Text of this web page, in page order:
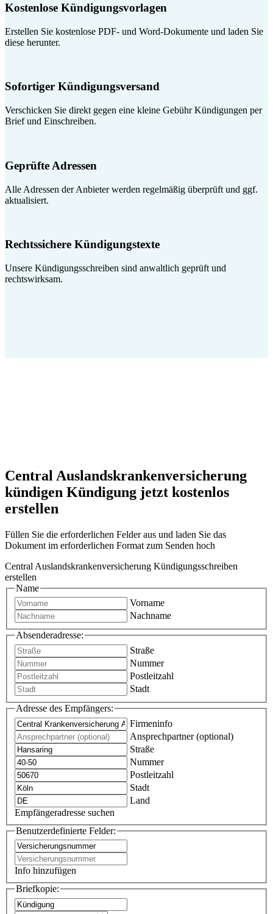
Kostenlose Kündigungsvorlagen
Erstellen Sie kostenlose PDF- und Word-Dokumente und laden Sie
diese herunter.
Sofortiger Kündigungsversand
Verschicken Sie direkt gegen eine kleine Gebühr Kündigungen per
Brief und Einschreiben.
Geprüfte Adressen
Alle Adressen der Anbieter werden regelmäßig überprüft und ggf.
aktualisiert.
Rechtssichere Kündigungstexte
Unsere Kündigungsschreiben sind anwaltlich geprüft und
rechtswirksam.
Central Auslandskrankenversicherung
kündigen Kündigung jetzt kostenlos
erstellen
Füllen Sie die erforderlichen Felder aus und laden Sie das
Dokument im erforderlichen Format zum Senden hoch
Central Auslandskrankenversicherung Kündigungsschreiben
erstellen
Name
Vorname
Nachname
Absenderadresse:
Straße
Nummer
Postleitzahl
Stadt
Adresse des Empfängers:
Firmeninfo
Ansprechpartner (optional)
Straße
Nummer
Postleitzahl
Stadt
Land
Empfängeradresse suchen
Benutzerdefinierte Felder:
Info hinzufügen
Briefkopie: